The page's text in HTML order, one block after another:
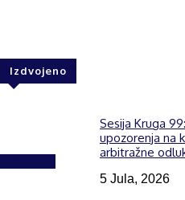
Izdvojeno
Sesija Kruga
upozorenja na
arbitražne
5 Jula, 2026